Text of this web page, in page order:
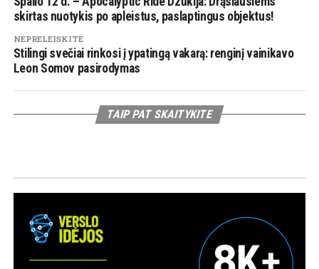
skirtas nuotykis po apleistus, paslaptingus objektus!
NEPRELEISKITE
Stilingi svečiai rinkosi į ypatingą vakarą: renginį vainikavo
Leon Somov pasirodymas
TAIP PAT SKAITYKITE